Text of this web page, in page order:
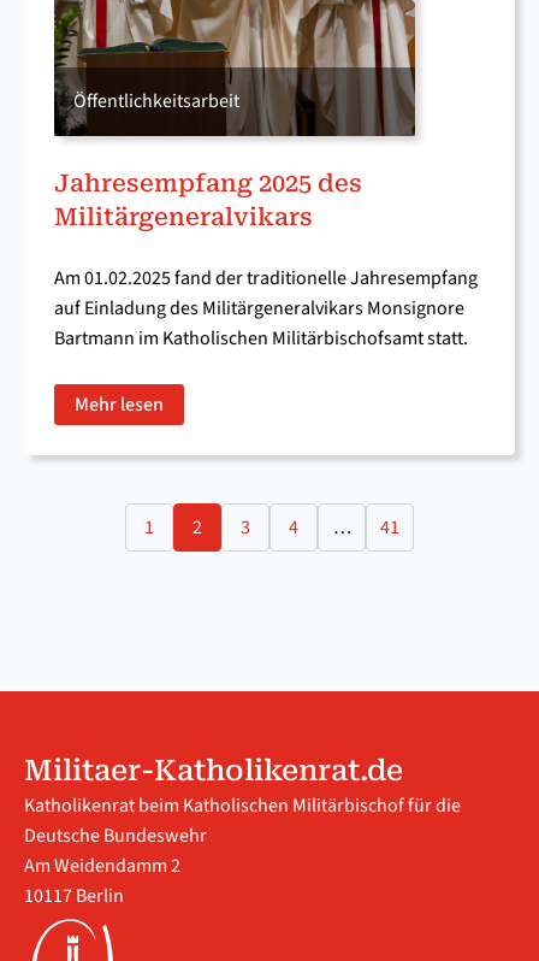
Öffentlichkeitsarbeit
Jahresempfang 2025 des
Militärgeneralvikars
Am 01.02.2025 fand der traditionelle Jahresempfang
auf Einladung des Militärgeneralvikars Monsignore
Bartmann im Katholischen Militärbischofsamt statt.
Mehr lesen
1 2 3 4 … 41
Militaer-Katholikenrat.de
Katholikenrat beim Katholischen Militärbischof für die
Deutsche Bundeswehr
Am Weidendamm 2
10117 Berlin